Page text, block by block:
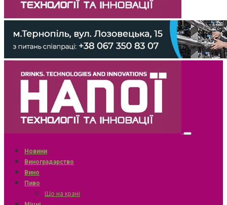
Новини
Виноградарство
Вино
Пиво
Що на крані